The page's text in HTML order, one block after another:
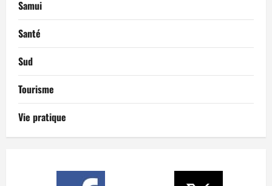
Samui
Santé
Sud
Tourisme
Vie pratique